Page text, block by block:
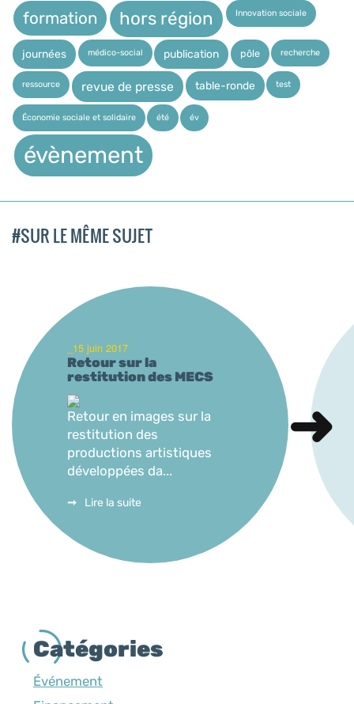
formation hors région Innovation sociale
journées médico-social publication pôle recherche
ressource revue de presse table-ronde test
Économie sociale et solidaire été év
évènement
#SUR LE MÊME SUJET
_15 juin 2017
Retour sur la
restitution des MECS
Retour en images sur la
restitution des
productions artistiques
développées da...
Lire la suite
Catégories
Événement